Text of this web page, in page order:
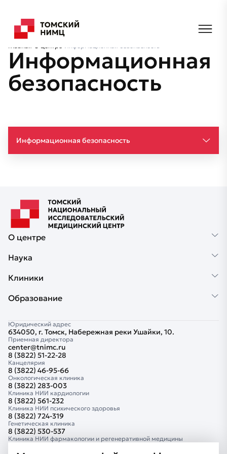
Главная О центре Информационная безопасность
Информационная
безопасность
Информационная безопасность
О центре
Наука
Клиники
Образование
Юридический адрес
634050, г. Томск, Набережная реки Ушайки, 10.
Приемная директора
center@tnimc.ru
8 (3822) 51-22-28
Канцелярия
8 (3822) 46-95-66
Онкологическая клиника
8 (3822) 283-003
Клиника НИИ кардиологии
8 (3822) 561-232
Клиника НИИ психического здоровья
8 (3822) 724-319
Генетическая клиника
8 (3822) 530-537
Клиника НИИ фармакологии и регенеративной медицины